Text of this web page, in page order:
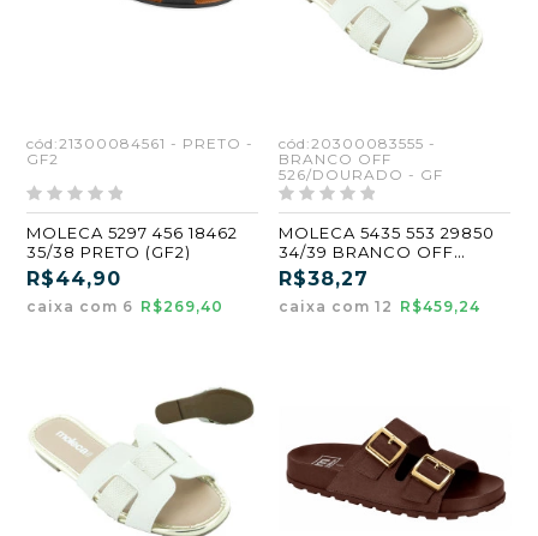
cód:21300084561 - PRETO -
GF2
MOLECA 5297 456 18462
35/38 PRETO (GF2)
R$44,90
caixa com 6 R$269,40
cód:20300083555 -
BRANCO OFF
526/DOURADO - GF
MOLECA 5435 553 29850
34/39 BRANCO OFF
526/DOURADO (GF)
R$38,27
caixa com 12 R$459,24